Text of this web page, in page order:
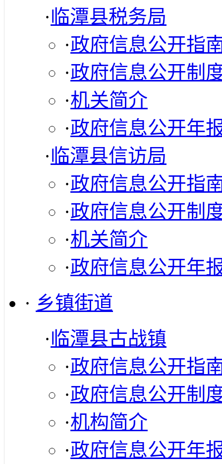
·临潭县税务局
·政府信息公开指
·政府信息公开制
·机关简介
·政府信息公开年
·临潭县信访局
·政府信息公开指
·政府信息公开制
·机关简介
·政府信息公开年
· 乡镇街道
·临潭县古战镇
·政府信息公开指
·政府信息公开制
·机构简介
·政府信息公开年